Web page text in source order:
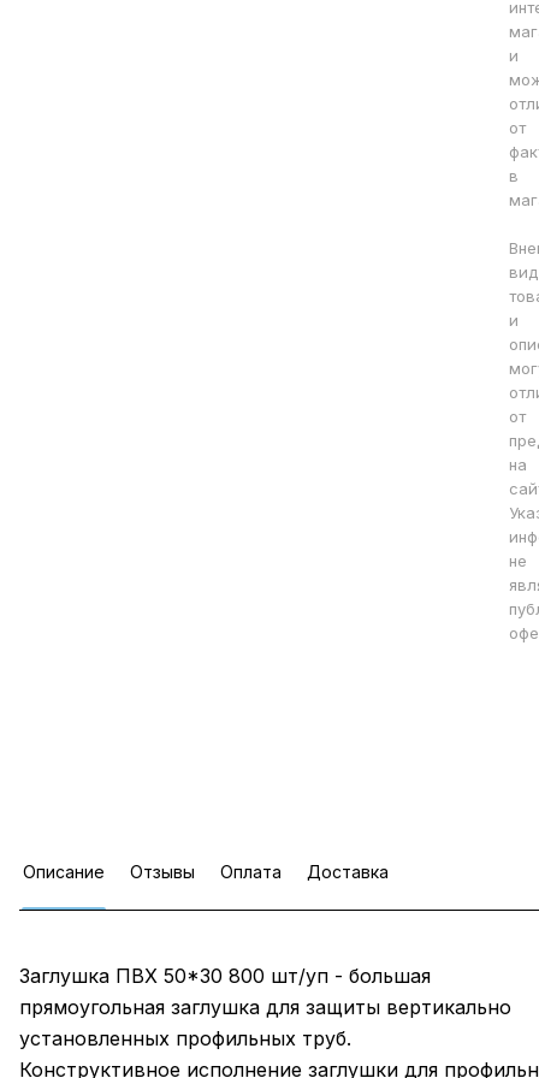
и
от
в
вид
и
от
на
не
Описание Отзывы Оплата Доставка
Заглушка ПВХ 50*30 800 шт/уп - большая
прямоугольная заглушка для защиты вертикально
установленных профильных труб.
Конструктивное исполнение заглушки для